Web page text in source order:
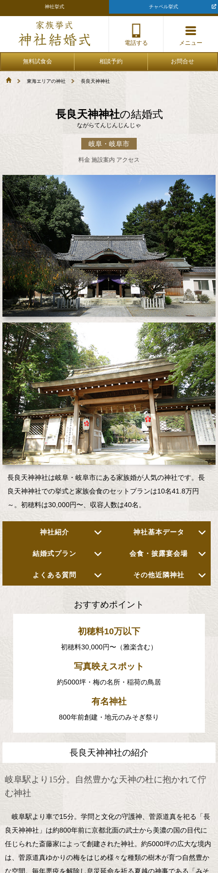
神社結婚式トップ
神社挙式プラン
全国の提携神社一覧
神社挙式の流れ
会食・披露宴について
ご相談サロン
相談予約
お問合せ
神社挙式 チャペル挙式
電話する メニュー
無料試食会 相談予約 お問合せ
東海エリアの神社 長良天神神社
長良天神神社の結婚式
ながらてんじんじんじゃ
岐阜・岐阜市
料金 施設案内 アクセス
長良天神神社は岐阜・岐阜市にある家族婚が人気の神社です。長
良天神神社での挙式と家族会食のセットプランは10名41.8万円
～。初穂料は30,000円〜、収容人数は40名。
神社紹介 神社基本データ
結婚式プラン 会食・披露宴会場
よくある質問 その他近隣神社
おすすめポイント
初穂料10万以下
初穂料30,000円〜（雅楽含む）
写真映えスポット
約5000坪・梅の名所・稲荷の鳥居
有名神社
800年前創建・地元のみそぎ祭り
長良天神神社の紹介
岐阜駅より15分。自然豊かな天神の杜に抱かれて佇
む神社
岐阜駅より車で15分。学問と文化の守護神、菅原道真を祀る「長
良天神神社」は約800年前に京都北面の武士から美濃の国の目代に
任じられた斎藤家によって創建された神社。約5000坪の広大な境内
は、菅原道真ゆかりの梅をはじめ様々な種類の樹木が育つ自然豊か
な空間。毎年悪疫を解除し息災延命を祈る夏越の神事である「みそ